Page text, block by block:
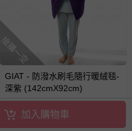
搶購一空
GIAT - 防潑水刷毛隨行暖絨毯-
深紫 (142cmX92cm)
5折 加入購物車